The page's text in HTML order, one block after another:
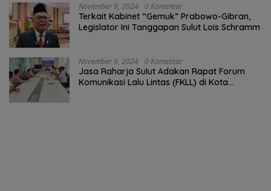
November 9, 2024 0 Komentar
Terkait Kabinet “Gemuk” Prabowo-Gibran,
Legislator Ini Tanggapan Sulut Lois Schramm
November 9, 2024 0 Komentar
Jasa Raharja Sulut Adakan Rapat Forum
Komunikasi Lalu Lintas (FKLL) di Kota